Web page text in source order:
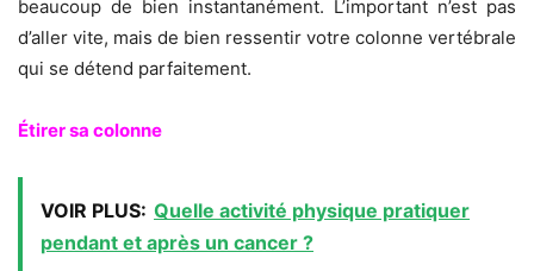
beaucoup de bien instantanément. L’important n’est pas
d’aller vite, mais de bien ressentir votre colonne vertébrale
qui se détend parfaitement.
Étirer sa colonne
VOIR PLUS: Quelle activité physique pratiquer
pendant et après un cancer ?